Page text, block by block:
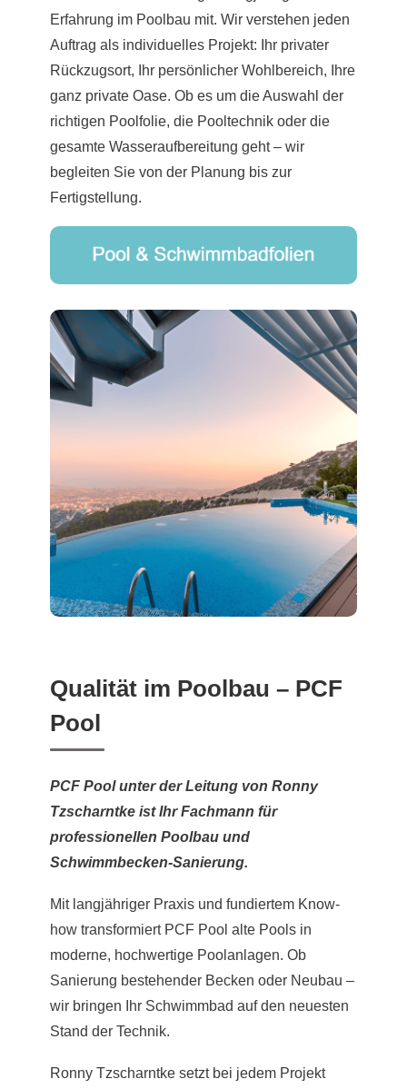
Erfahrung im Poolbau mit. Wir verstehen jeden
Auftrag als individuelles Projekt: Ihr privater
Rückzugsort, Ihr persönlicher Wohlbereich, Ihre
ganz private Oase. Ob es um die Auswahl der
richtigen Poolfolie, die Pooltechnik oder die
gesamte Wasseraufbereitung geht – wir
begleiten Sie von der Planung bis zur
Fertigstellung.
Qualität im Poolbau – PCF
Pool
PCF Pool unter der Leitung von Ronny
Tzscharntke ist Ihr Fachmann für
professionellen Poolbau und
Schwimmbecken-Sanierung.
Mit langjähriger Praxis und fundiertem Know-
how transformiert PCF Pool alte Pools in
moderne, hochwertige Poolanlagen. Ob
Sanierung bestehender Becken oder Neubau –
wir bringen Ihr Schwimmbad auf den neuesten
Stand der Technik.
Ronny Tzscharntke setzt bei jedem Projekt